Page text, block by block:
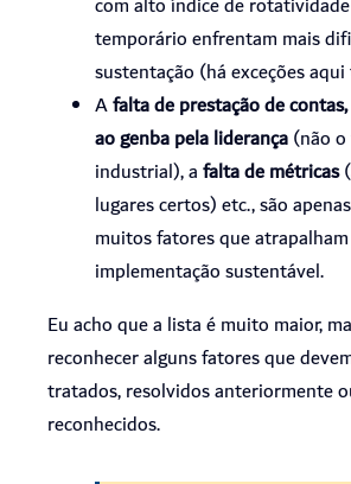
temporário enfrentam mais
sustentação (há exceções
Afalta de prestação de
ao genba pela liderança(não
industrial), afalta de métricas
lugares certos) etc., são
muitos fatores que
implementação sustentável.
Eu acho que a lista é muito maior,
reconhecer alguns fatores que
tratados, resolvidos anteriormente
reconhecidos.